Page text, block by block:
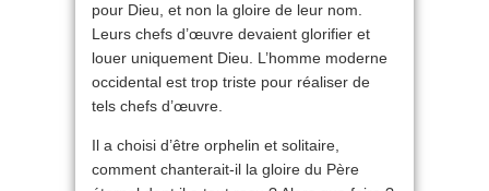
pour Dieu, et non la gloire de leur nom.
Leurs chefs d’œuvre devaient glorifier et
louer uniquement Dieu. L’homme moderne
occidental est trop triste pour réaliser de
tels chefs d’œuvre.
Il a choisi d’être orphelin et solitaire,
comment chanterait-il la gloire du Père